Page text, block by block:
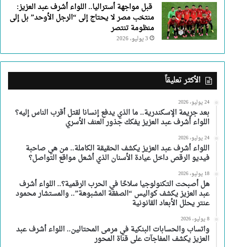
قبل مواجهة أستراليا.. اللواء أشرف عبد العزيز:
منتخب مصر لا يحتاج إلى “الرجل الأوحد” بل إلى
منظومة تنتصر
3 يوليو، 2026
الأكثر تعليقاً
24 يوليو، 2026
بعد جريمة الإسكندرية.. ما الذي يدفع إنسانا لقتل أقرب الناس إليه؟
اللواء أشرف عبد العزيز يفكك جذور العنف الأسري
24 يوليو، 2026
اللواء أشرف عبد العزيز يكشف الحقيقة الكاملة.. من هي صاحبة
فيديو الرقص داخل عيادة الأسنان الذي أشعل مواقع التواصل؟
18 يوليو، 2026
هل أصبحت التكنولوجيا سلاحًا في الحرب الرقمية؟.. اللواء أشرف
عبد العزيز يكشف كواليس “الصفقة المشبوهة”.. والمستشار محمود
عنتر يحلل الأبعاد القانونية
8 يوليو، 2026
واتساب والحسابات البنكية في مرمى المحتالين.. اللواء أشرف عبد
العزيز يكشف المفاجآت على قناة المحور